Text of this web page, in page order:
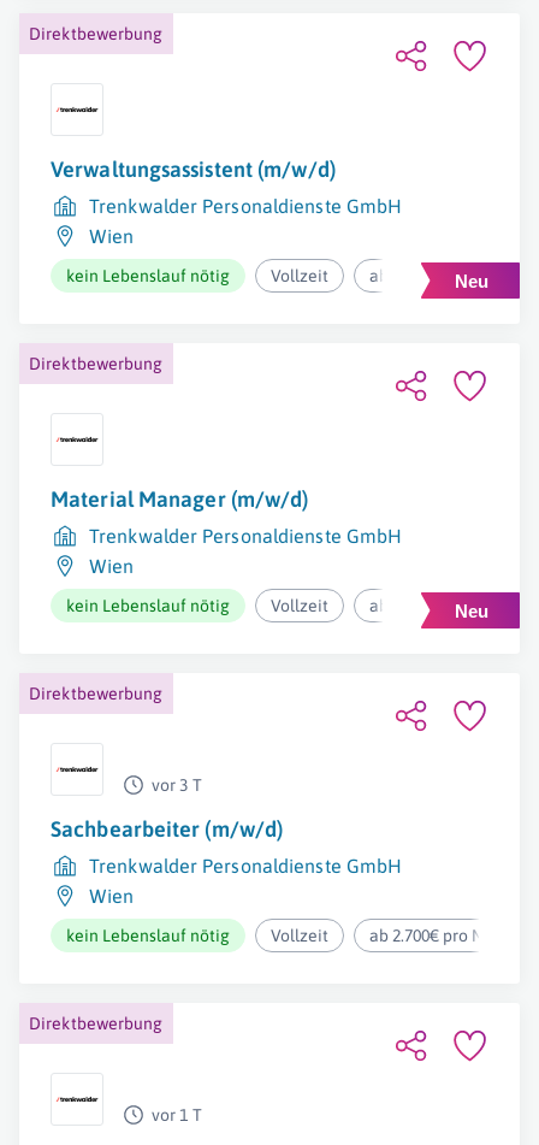
Direktbewerbung
Verwaltungsassistent (m/w/d)
Trenkwalder Personaldienste GmbH
Wien
kein Lebenslauf nötig Vollzeit ab 2.929,77€ pro
Direktbewerbung
Material Manager (m/w/d)
Trenkwalder Personaldienste GmbH
Wien
kein Lebenslauf nötig Vollzeit ab 3.449,08€ pro
Direktbewerbung
vor 3 T
Sachbearbeiter (m/w/d)
Trenkwalder Personaldienste GmbH
Wien
kein Lebenslauf nötig Vollzeit ab 2.700€ pro Monat
Direktbewerbung
vor 1 T